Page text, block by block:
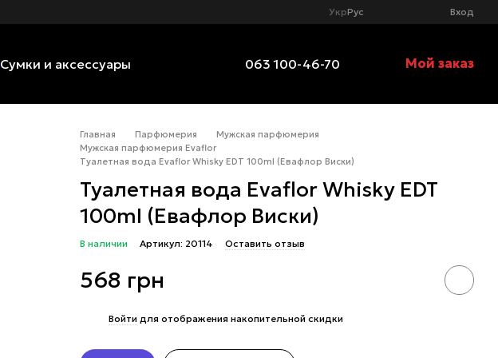
УкрРус Вход
Сумки и аксессуары 063 100-46-70 Мой заказ
Главная Парфюмерия
Мужская парфюмерия
Мужская парфюмерия Evaflor
Туалетная вода Evaflor Whisky EDT 100ml (Евафлор Виски)
Туалетная вода Evaflor Whisky EDT
100ml (Евафлор Виски)
В наличии Артикул: 20114 Оставить отзыв
568 грн
Войти для отображения накопительной скидки